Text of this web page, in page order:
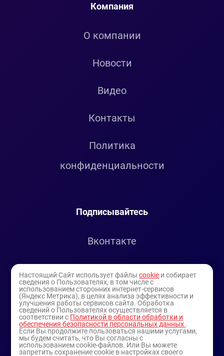
Компания
О компании
Новости
Видео
Контакты
Политика
конфиденциальности
Подписывайтесь
Вконтакте
Youtube
Настоящий Сайт использует файлыcookie и собирает
сведения о Пользователях, в том числе с
использованием сторонних интернет-сервисов
(Яндекс Метрика), в целях анализа эффективности и
улучшения работы сервисов сайта. Обработка
сведений о Пользователях осуществляется в
соответствии с Политикой в области обработки и
обеспечения безопасности персональных данных .
Если Вы продолжите пользоваться нашими услугами,
мы будем считать, что Вы согласны с
использованием cookie-файлов. Или Вы можете
запретить сохранение cookie в настройках своего